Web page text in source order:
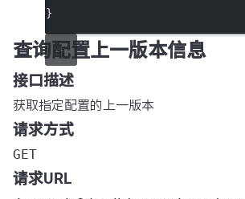
}
查询配置上一版本信息
接口描述
获取指定配置的上一版本
请求方式
GET
请求URL